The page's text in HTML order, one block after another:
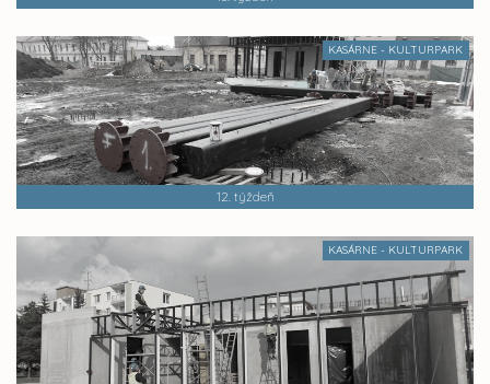
KASÁRNE - KULTURPARK
12. týždeň
KASÁRNE - KULTURPARK